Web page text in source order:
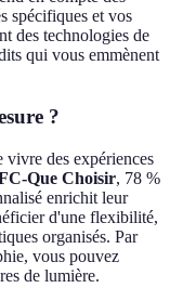
spécifiques et vos
des technologies de
qui vous emmènent
?
vivre des expériences
Que Choisir, 78 %
enrichit leur
d'une flexibilité,
organisés. Par
vous pouvez
de lumière.